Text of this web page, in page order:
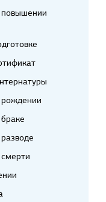
повышении
рождении